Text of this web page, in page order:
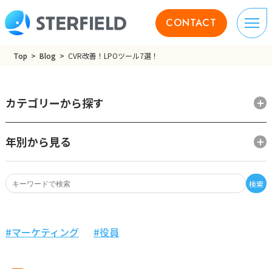
CONTACT
Top Blog CVR改善！LPOツール7選！
検索
カテゴリーから探す
年別から見る
マーケティング 役員